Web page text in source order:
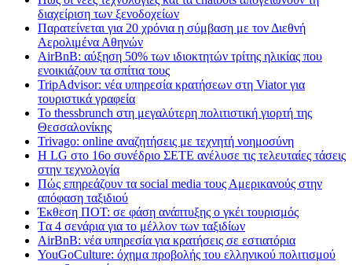
διαχείριση των ξενοδοχείων
Παρατείνεται για 20 χρόνια η σύμβαση με τον Διεθνή
Αερολιμένα Αθηνών
AirBnB: αύξηση 50% των ιδιοκτητών τρίτης ηλικίας που
ενοικιάζουν τα σπίτια τους
TripAdvisor: νέα υπηρεσία κρατήσεων στη Viator για
τουριστικά γραφεία
Το thessbrunch στη μεγαλύτερη πολιτιστική γιορτή της
Θεσσαλονίκης
Trivago: online αναζητήσεις με τεχνητή νοημοσύνη
H LG στο 16ο συνέδριο ΣΕΤΕ ανέλυσε τις τελευταίες τάσεις
στην τεχνολογία
Πώς επηρεάζουν τα social media τους Αμερικανούς στην
απόφαση ταξιδιού
Έκθεση ΠΟΤ: σε φάση ανάπτυξης ο γκέι τουρισμός
Tα 4 σενάρια για το μέλλον των ταξιδίων
AirBnB: νέα υπηρεσία για κρατήσεις σε εστιατόρια
YouGoCulture: όχημα προβολής του ελληνικού πολιτισμού